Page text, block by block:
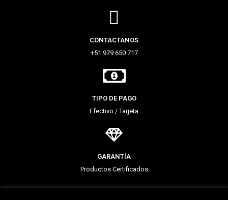
CONTACTANOS
+51 979 650 717
TIPO DE PAGO
Efectivo / Tarjeta
GARANTÍA
Productos Certificados